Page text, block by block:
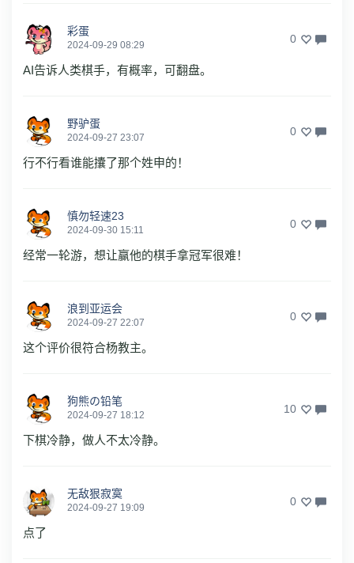
彩蛋
2024-09-29 08:29 0
AI告诉人类棋手，有概率，可翻盘。
野驴蛋
2024-09-27 23:07 0
行不行看谁能攮了那个姓申的！
慎勿轻速23
2024-09-30 15:11 0
经常一轮游，想让赢他的棋手拿冠军很难！
浪到亚运会
2024-09-27 22:07 0
这个评价很符合杨教主。
狗熊の铅笔
2024-09-27 18:12 10
下棋冷静，做人不太冷静。
无敌狠寂寞
2024-09-27 19:09 0
点了